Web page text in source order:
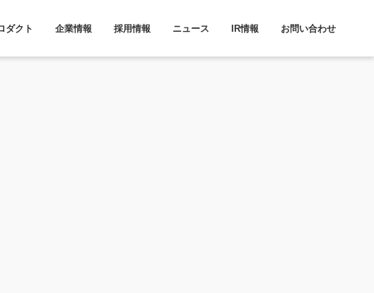
ダクト 企業情報 採用情報 ニュース IR情報 お問い合わせ